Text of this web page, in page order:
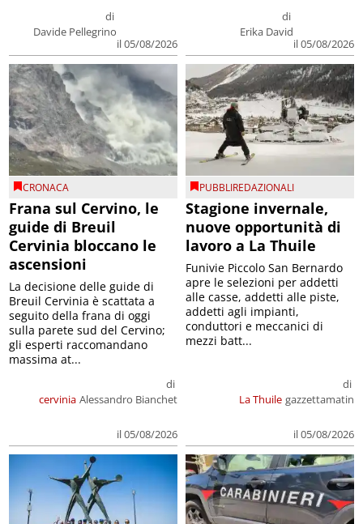
di
Davide Pellegrino
il 05/08/2026
di
Erika David
il 05/08/2026
CRONACA
Frana sul Cervino, le
guide di Breuil
Cervinia bloccano le
ascensioni
cervinia
di
Alessandro Bianchet
il 05/08/2026
La decisione delle guide di
Breuil Cervinia è scattata a
seguito della frana di oggi
sulla parete sud del Cervino;
gli esperti raccomandano
massima at...
PUBBLIREDAZIONALI
Stagione invernale,
nuove opportunità di
lavoro a La Thuile
La Thuile
di
gazzettamatin
il 05/08/2026
Funivie Piccolo San Bernardo
apre le selezioni per addetti
alle casse, addetti alle piste,
addetti agli impianti,
conduttori e meccanici di
mezzi batt...